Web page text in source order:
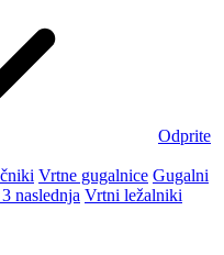
Odprite
Vrtne gugalnice Gugalni
naslednja Vrtni ležalniki